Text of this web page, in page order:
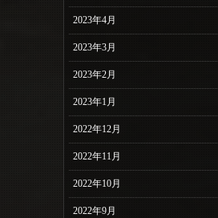
2023年4月
2023年3月
2023年2月
2023年1月
2022年12月
2022年11月
2022年10月
2022年9月